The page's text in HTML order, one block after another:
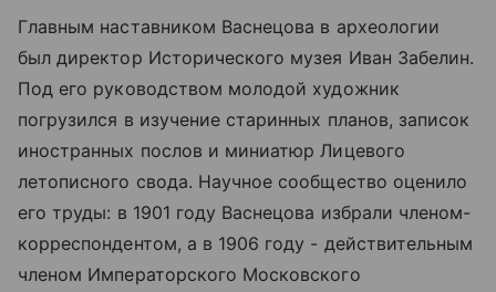
Главным наставником Васнецова в археологии
был директор Исторического музея Иван Забелин.
Под его руководством молодой художник
погрузился в изучение старинных планов, записок
иностранных послов и миниатюр Лицевого
летописного свода. Научное сообщество оценило
его труды: в 1901 году Васнецова избрали членом-
корреспондентом, а в 1906 году - действительным
членом Императорского Московского